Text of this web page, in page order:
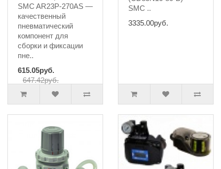
SMC AR23P-270AS —
качественный
пневматический
компонент для
сборки и фиксации
пне..
615.05руб.
647.42руб.
SMC ..
3335.00руб.